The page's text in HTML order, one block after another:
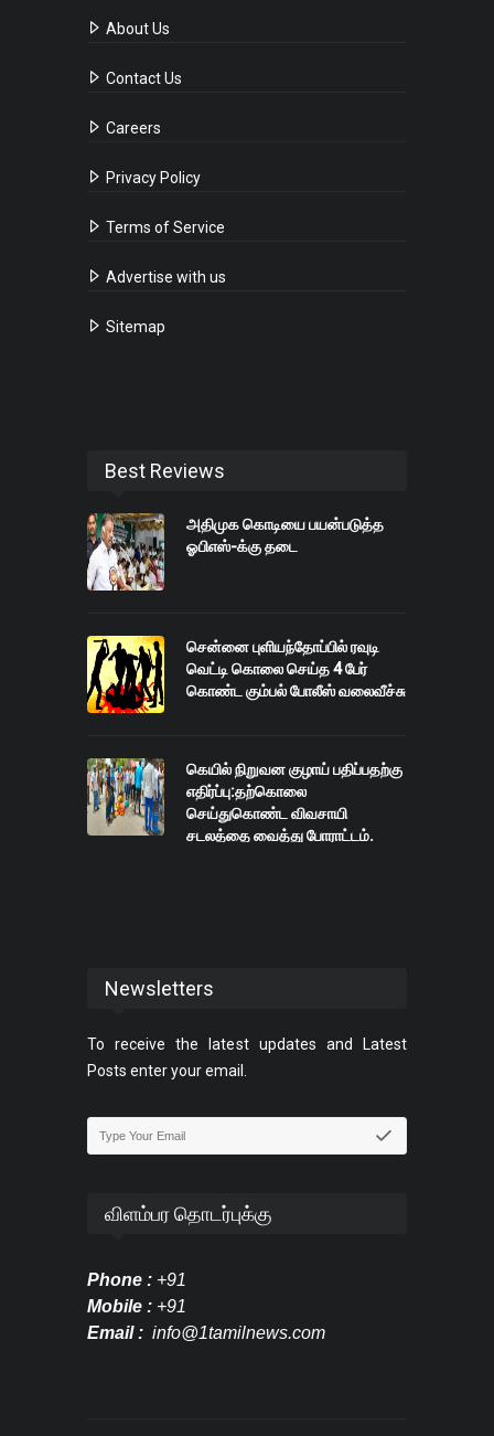
About Us
Contact Us
Careers
Privacy Policy
Terms of Service
Advertise with us
Sitemap
Best Reviews
அதிமுக கொடியை பயன்படுத்த
ஓபிஎஸ்-க்கு தடை
சென்னை புளியந்தோப்பில் ரவுடி
வெட்டி கொலை செய்த 4 பேர்
கொண்ட கும்பல் போலீஸ் வலைவீச்சு
கெயில் நிறுவன குழாய் பதிப்பதற்கு
எதிர்ப்பு:தற்கொலை
செய்துகொண்ட விவசாயி
சடலத்தை வைத்து போராட்டம்.
Newsletters
To receive the latest updates and Latest
Posts enter your email.
விளம்பர தொடர்புக்கு
Phone : +91
Mobile : +91
Email : info@1tamilnews.com